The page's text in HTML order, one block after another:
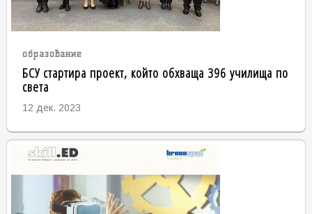
образование
БСУ стартира проект, който обхваща 396 училища по
света
12 дек. 2023